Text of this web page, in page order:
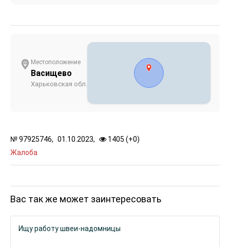
№97925746, 01.10.2023, 1405 (+0)
Жалоба
Местоположение
Васищево
Харьковская обл.
Вас так же может заинтересовать
Ищу работу швеи-надомницы